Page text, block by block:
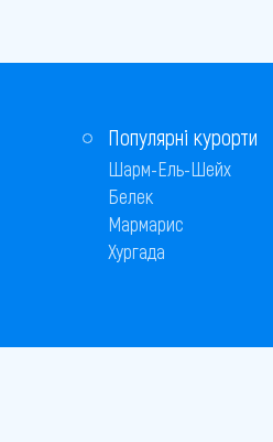
Популярні курорти
Шарм-Ель-Шейх
Белек
Мармарис
Хургада